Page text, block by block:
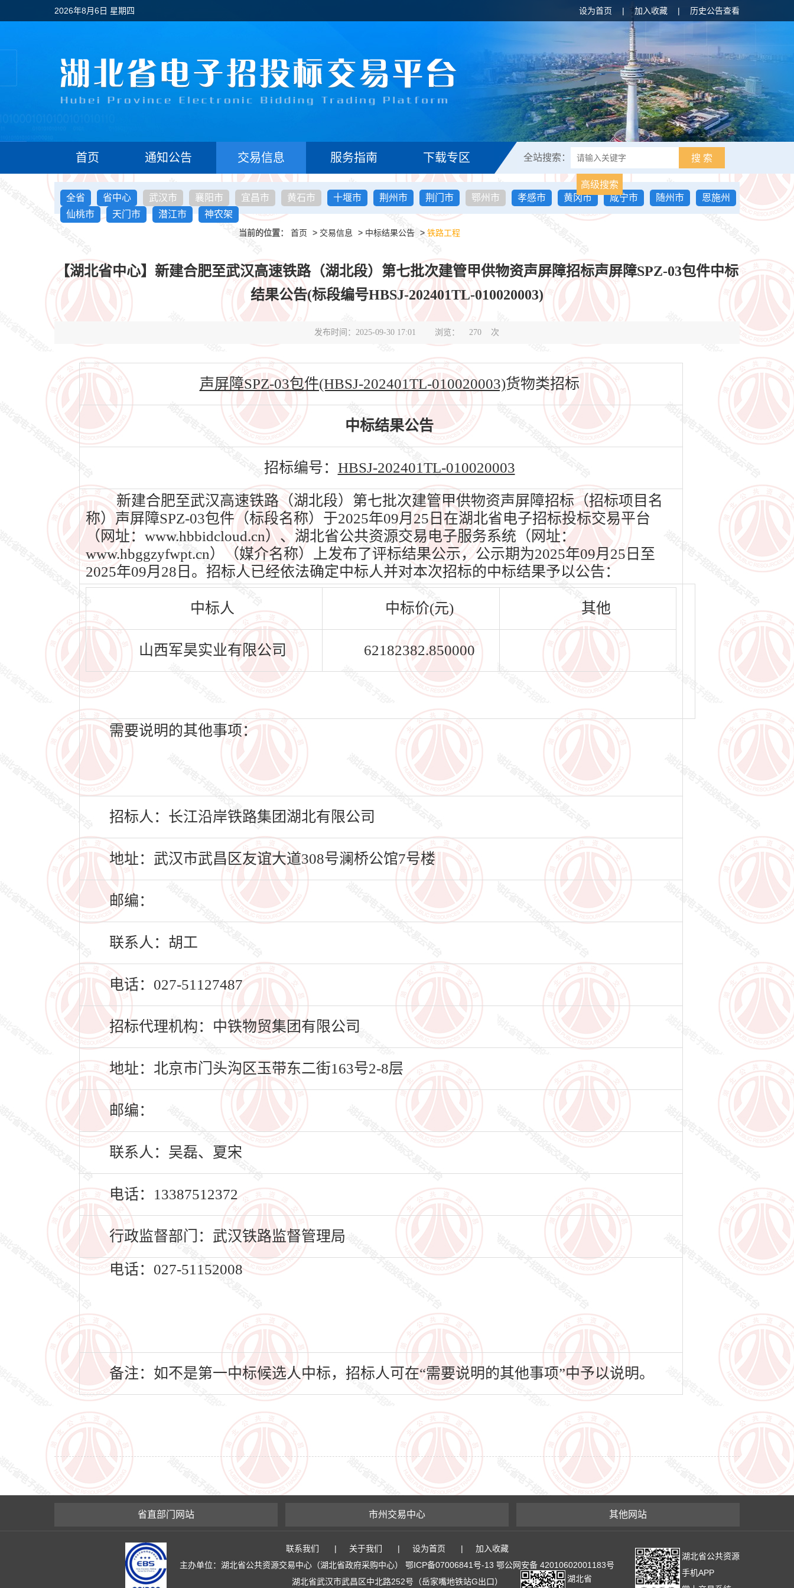
2026年8月6日 星期四 设为首页 | 加入收藏 | 历史公告查看
首页 通知公告 交易信息 服务指南 下载专区 全站搜索： 搜 索
高级搜索
全省
省中心 武汉市 襄阳市 宜昌市 黄石市 十堰市 荆州市 荆门市 鄂州市 孝感市 黄冈市 咸宁市 随州市
恩施州
仙桃市
天门市 潜江市 神农架
当前的位置： 首页 > 交易信息 > 中标结果公告 > 铁路工程
【湖北省中心】新建合肥至武汉高速铁路（湖北段）第七批次建管甲供物资声屏障招标声屏障SPZ-03包件中标
结果公告(标段编号HBSJ-202401TL-010020003)
发布时间：2025-09-30 17:01 浏览： 270 次
声屏障SPZ-03包件(HBSJ-202401TL-010020003)货物类招标
中标结果公告
招标编号： HBSJ-202401TL-010020003
新建合肥至武汉高速铁路（湖北段）第七批次建管甲供物资声屏障招标（招标项目名
称）声屏障SPZ-03包件（标段名称）于2025年09月25日在湖北省电子招标投标交易平台
（网址：www.hbbidcloud.cn）、湖北省公共资源交易电子服务系统（网址：
www.hbggzyfwpt.cn）（媒介名称）上发布了评标结果公示，公示期为2025年09月25日至
2025年09月28日。招标人已经依法确定中标人并对本次招标的中标结果予以公告：
中标人 中标价(元) 其他
山西军昊实业有限公司 62182382.850000
需要说明的其他事项：
招标人：长江沿岸铁路集团湖北有限公司
地址：武汉市武昌区友谊大道308号澜桥公馆7号楼
邮编：
联系人：胡工
电话：027-51127487
招标代理机构：中铁物贸集团有限公司
地址：北京市门头沟区玉带东二街163号2-8层
邮编：
联系人：吴磊、夏宋
电话：13387512372
行政监督部门：武汉铁路监督管理局
电话：027-51152008
备注：如不是第一中标候选人中标，招标人可在“需要说明的其他事项”中予以说明。
省直部门网站 市州交易中心 其他网站
联系我们 | 关于我们 | 设为首页 |
加入收藏
主办单位：湖北省公共资源交易中心（湖北省政府采购中心） 鄂ICP备07006841号-13 鄂公网安备 42010602001183号
湖北省武汉市武昌区中北路252号（岳家嘴地铁站G出口）
湖北省
湖北省公共资源
手机APP